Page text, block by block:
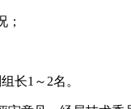
长1～2名。